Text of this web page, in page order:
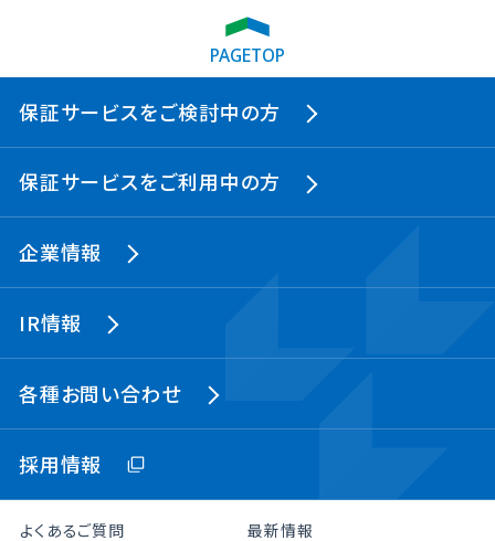
PAGETOP
保証サービスをご検討中の方
保証サービスをご利用中の方
企業情報
IR情報
各種お問い合わせ
採用情報
よくあるご質問 最新情報